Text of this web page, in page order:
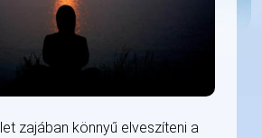
zajában könnyű elveszíteni a